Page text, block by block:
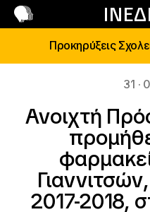
Προκηρύξεις
31 ·
Ανοιχτή
2017-2018,